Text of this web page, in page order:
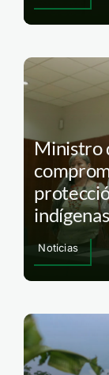
Ministro
indígenas
Noticias